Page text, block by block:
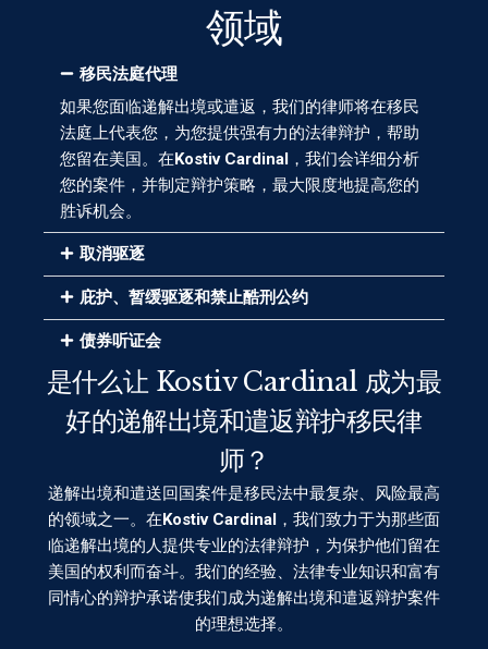
领域
移民法庭代理
如果您面临递解出境或遣返，我们的律师将在移民
法庭上代表您，为您提供强有力的法律辩护，帮助
您留在美国。在 Kostiv Cardinal ，我们会详细分析
您的案件，并制定辩护策略，最大限度地提高您的
胜诉机会。
取消驱逐
庇护、暂缓驱逐和禁止酷刑公约
债券听证会
是什么让 Kostiv Cardinal 成为最
好的递解出境和遣返辩护移民律
师？
递解出境和遣送回国案件是移民法中最复杂、风险最高
的领域之一。在 Kostiv Cardinal ，我们致力于为那些面
临递解出境的人提供专业的法律辩护，为保护他们留在
美国的权利而奋斗。我们的经验、法律专业知识和富有
同情心的辩护承诺使我们成为递解出境和遣返辩护案件
的理想选择。